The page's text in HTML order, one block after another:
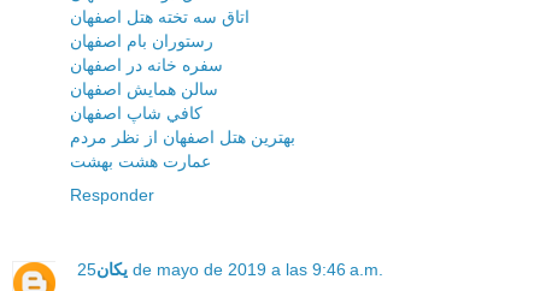
اتاق سه تخته هتل اصفهان
رستوران بام اصفهان
سفره خانه در اصفهان
سالن همايش اصفهان
کافي شاپ اصفهان
بهترين هتل اصفهان از نظر مردم
عمارت هشت بهشت
Responder
یکان 25 de mayo de 2019 a las 9:46 a.m.